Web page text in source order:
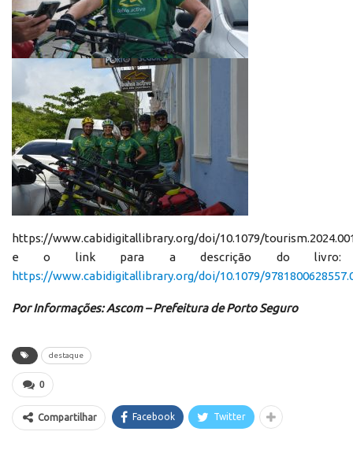
https://www.cabidigitallibrary.org/doi/10.1079/
e o link para a descrição do livro:
https://www.cabidigitallibrary.org/doi/10.1079/
Por Informações: Ascom – Prefeitura de Porto Seguro
destaque
0
Compartilhar Facebook Twitter